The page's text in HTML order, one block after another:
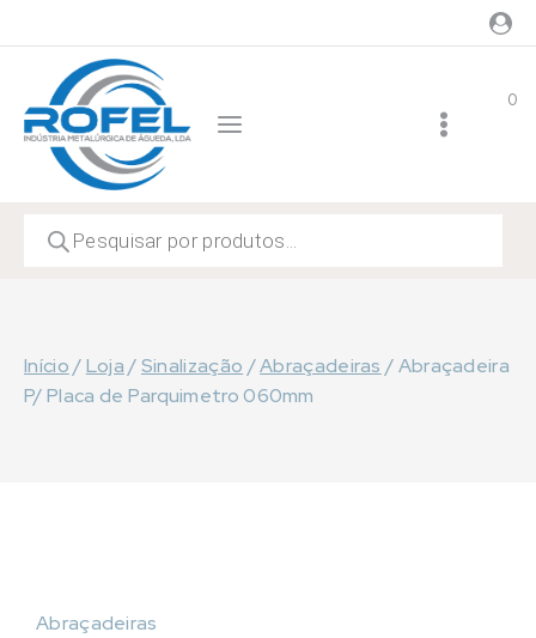
to
content
0
search
Início/Loja /Sinalização /Abraçadeiras /Abraçadeira
P/ Placa de Parquimetro 060mm
Abraçadeiras